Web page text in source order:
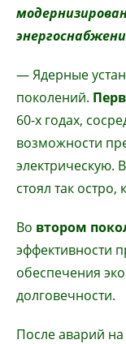
— Ядерные
поколений.
60-х годах,
возможности
электрическую.
стоял так остро,
Во втором
эффективности
обеспечения
долговечности.
После аварий